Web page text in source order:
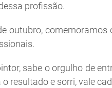
profissão.
outubro, comemoramos
sabe o orgulho de
resultado e sorri, vale